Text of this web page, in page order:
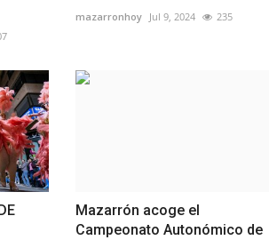
mazarronhoy Jul 9, 2024 235
Mazarrón acoge el
Campeonato Autonómico de